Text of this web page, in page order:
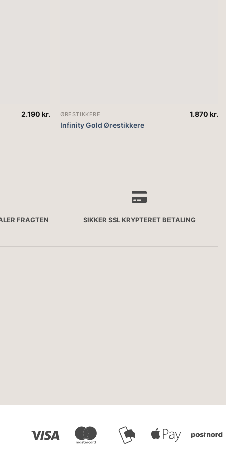
2.190 kr. ØRESTIKKERE
Infinity Gold Ørestikkere
1.870kr.
FRAGTEN SIKKER SSL KRYPTERET BETALING